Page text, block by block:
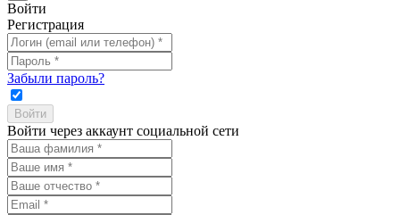
Войти
Регистрация
Забыли пароль?
Войти через аккаунт социальной сети